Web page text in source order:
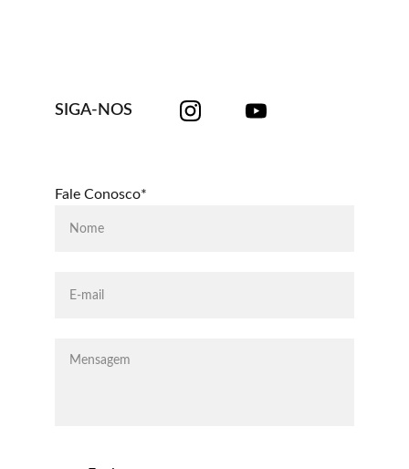
Fale Conosco*
SIGA-NOS